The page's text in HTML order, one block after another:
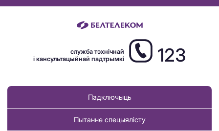
служба тэхнічнай
і кансультацыйнай падтрымкі
123
Падключыць
Пытанне спецыялісту